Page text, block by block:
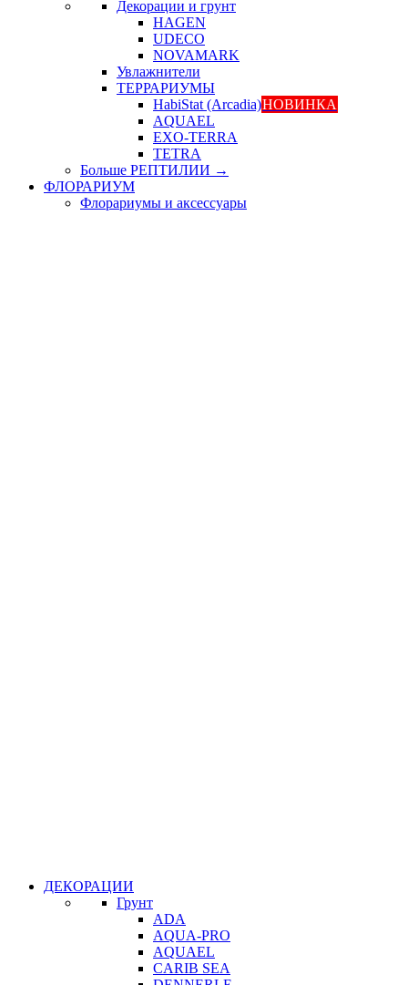
Декорации и грунт
HAGEN
UDECO
NOVAMARK
Увлажнители
ТЕРРАРИУМЫ
HabiStat (Arcadia)НОВИНКА
AQUAEL
EXO-TERRA
TETRA
Больше РЕПТИЛИИ →
ФЛОРАРИУМ
Флорариумы и аксессуары
ДЕКОРАЦИИ
Грунт
ADA
AQUA-PRO
AQUAEL
CARIB SEA